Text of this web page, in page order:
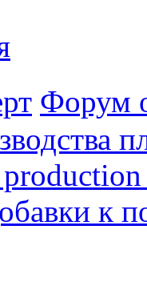
Форум
к